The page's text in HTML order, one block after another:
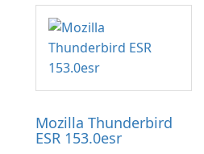
Mozilla Thunderbird
ESR 153.0esr